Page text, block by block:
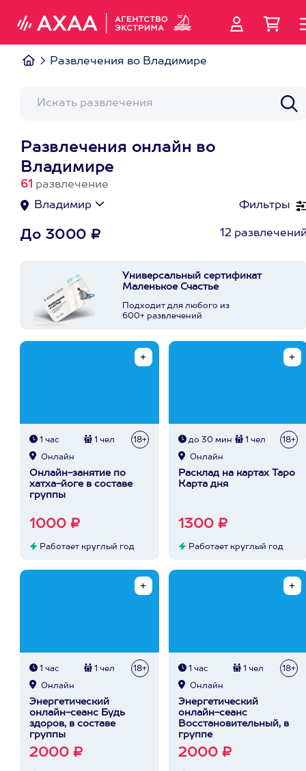
Развлечения во Владимире
Развлечения онлайн во
Владимире
61 развлечение
Фильтры
Владимир
До 3000 ₽ 12
Универсальный сертификат
Маленькое Счастье
Подходит для любого из
600+ развлечений
1 час 1 чел 18+
Онлайн
Онлайн-занятие по
хатха-йоге в составе
группы
1000 ₽
Работает круглый год
до 30 мин 1 чел 18+
Онлайн
Расклад на картах Таро
Карта дня
1300 ₽
Работает круглый год
1 час 1 чел 18+
Онлайн
Энергетический
онлайн-сеанс Будь
здоров, в составе
группы
2000 ₽
1 час 1 чел 18+
Онлайн
Энергетический
онлайн-сеанс
Восстановительный, в
группе
2000 ₽